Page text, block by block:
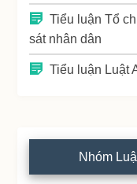
Tiểu luận Tổ
sát nhân dân
Tiểu luận Luật
Nhóm